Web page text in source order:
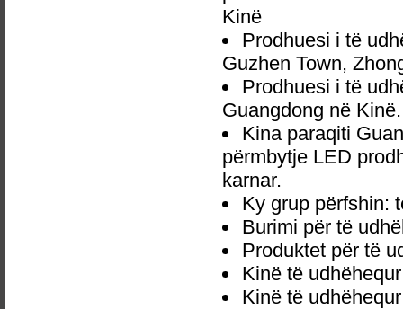
Kinë
Prodhuesi i të
Guzhen Town,
Prodhuesi i të
Guangdong në Kinë.
Kina paraqiti
përmbytje LED
karnar.
Ky grup përfshin:
Burimi për të
Produktet për të
Kinë të
Kinë të